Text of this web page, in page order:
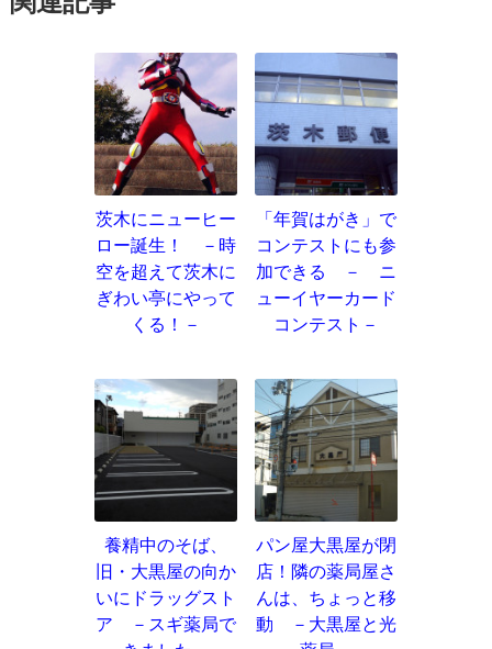
茨木にニューヒー
ロー誕生！ －時
空を超えて茨木に
ぎわい亭にやって
くる！－
「年賀はがき」で
コンテストにも参
加できる － ニ
ューイヤーカード
コンテスト－
養精中のそば、
旧・大黒屋の向か
いにドラッグスト
ア －スギ薬局で
パン屋大黒屋が閉
店！隣の薬局屋さ
んは、ちょっと移
動 －大黒屋と光